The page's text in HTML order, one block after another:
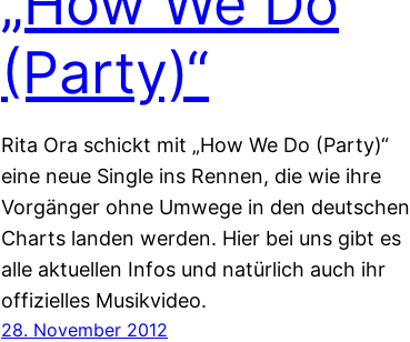
(Party)“
Rita Ora schickt mit „How We Do (Party)“
eine neue Single ins Rennen, die wie ihre
Vorgänger ohne Umwege in den deutschen
Charts landen werden. Hier bei uns gibt es
alle aktuellen Infos und natürlich auch ihr
offizielles Musikvideo.
28. November 2012